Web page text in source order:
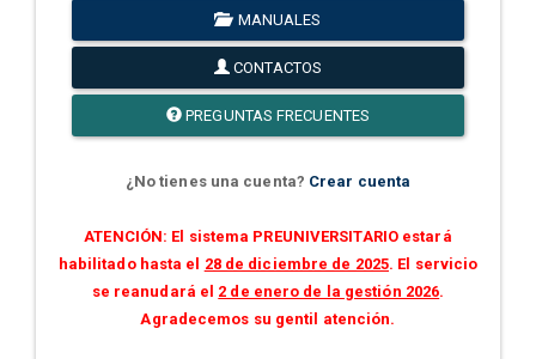
MANUALES
CONTACTOS
PREGUNTAS FRECUENTES
¿No tienes una cuenta? Crear cuenta
ATENCIÓN: El sistema PREUNIVERSITARIO estará
habilitado hasta el 28 de diciembre de 2025. El servicio
se reanudará el 2 de enero de la gestión 2026.
Agradecemos su gentil atención.